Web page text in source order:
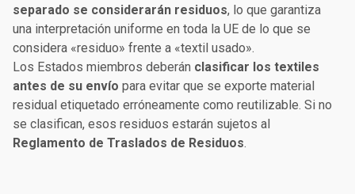
separado se considerarán residuos, lo que garantiza
una interpretación uniforme en toda la UE de lo que se
considera «residuo» frente a «textil usado».
Los Estados miembros deberán clasificar los textiles
antes de su envío para evitar que se exporte material
residual etiquetado erróneamente como reutilizable. Si no
se clasifican, esos residuos estarán sujetos al
Reglamento de Traslados de Residuos.